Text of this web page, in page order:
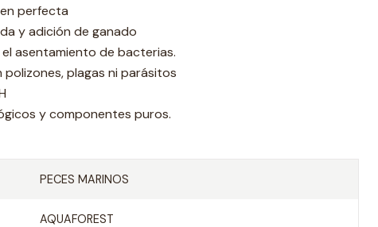
perfecta
y adición de ganado
asentamiento de bacterias.
polizones, plagas ni parásitos
y componentes puros.
PECES MARINOS
AQUAFOREST